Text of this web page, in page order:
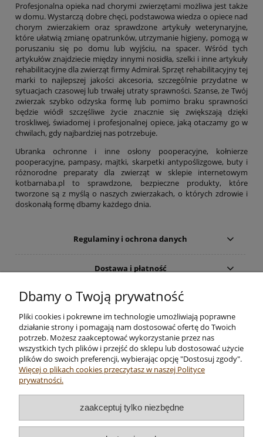
Profesjonalna opieka nad chorymi zwierzętami możliwa jest także
w domu. Wystarczą dobre chęci, podstawowa wiedza o opiece nad
chorym zwierzakiem oraz sprawdzone artykuły weterynaryjne,
które ułatwią zmianę opatrunków, utrzymanie higieny, pomogą w
poruszaniu się po domu lub wyjściu, na spacer. Wśród tych
artykułów znajdziecie między innymi nosidła, szelki i inne artykuły
rehabilitacyjne dla zwierząt firmy Admirał. Sprzęt rehabilitacyjny tej
marki to najlepszej jakości akcesoria, szczególnie przydatne w
sytuacjach czasowej lub trwałej utraty sprawności. Szanse, że Twój
zwierzak szybko odzyska formę lub pomimo braku sprawności
będzie wiódł szczęśliwe życie znacznie się zwiększają dzięki
troskliwej, świadomej i profesjonalnej opiece, jaką otaczamy go w
chwilach, gdy najbardziej nas potrzebuje.
Ubranka ochronne i inne osłony pooperacyjne, kołnierze
pooperacyjne, pampasy, majtki, skarpetki antypoślizgowe, buty i
różnorodne preparaty dla zwierząt w sklepie internetowym
kotbarnaba.pl to sprawdzone, bezpieczne produkty, które
tworzone są z myślą o naszych zwierzakach, o których zdrowie i
doskonałą formę dbamy każdego dnia.
Regulaminy i ochrona danych
Dostawa i płatność
Moje konto
Zwrot towaru
O firmie
BARNABA Ewa Rutkowska, ul. Jaszowiecka 4 lok. 1, 02-934
Warszawa, NIP: 113-200-71-98, tel.790 700 720
Dbamy o Twoją prywatność
Pliki cookies i pokrewne im technologie umożliwiają poprawne
działanie strony i pomagają nam dostosować ofertę do Twoich
potrzeb. Możesz zaakceptować wykorzystanie przez nas
wszystkich tych plików i przejść do sklepu lub dostosować użycie
plików do swoich preferencji, wybierając opcję "Dostosuj zgody".
Więcej o plikach cookies przeczytasz w naszej Polityce
prywatności.
zaakceptuj tylko niezbędne